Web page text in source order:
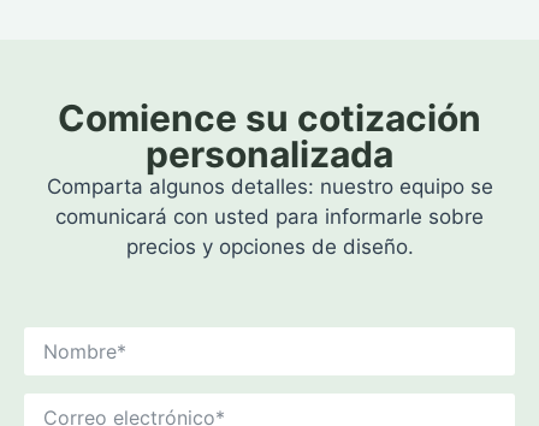
Comience su cotización
personalizada
Comparta algunos detalles: nuestro equipo se
comunicará con usted para informarle sobre
precios y opciones de diseño.